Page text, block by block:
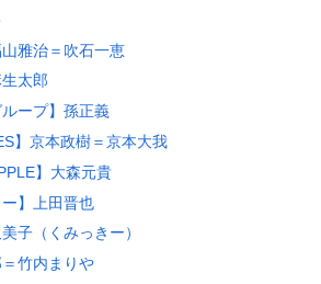
山雅治＝吹石一恵
生太郎
ループ】孫正義
】京本政樹＝京本大我
】大森元貴
ー】上田晋也
子（くみっきー）
＝竹内まりや